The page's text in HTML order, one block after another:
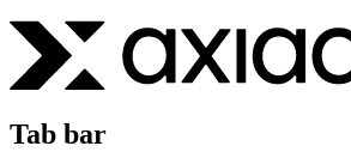
Tab bar